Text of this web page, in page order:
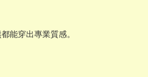
能穿出專業質感。